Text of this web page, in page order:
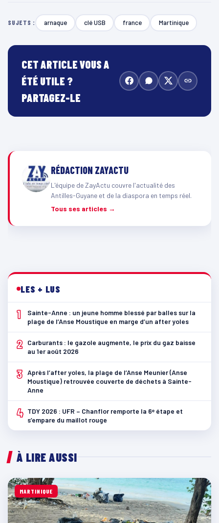
SUJETS : arnaque clé USB france Martinique
CET ARTICLE VOUS A
ÉTÉ UTILE ?
PARTAGEZ-LE
RÉDACTION ZAYACTU
L'équipe de ZayActu couvre l'actualité des
Antilles-Guyane et de la diaspora en temps réel.
Tous ses articles →
LES + LUS
1
Sainte-Anne : un jeune homme blessé par balles sur la
plage de l’Anse Moustique en marge d’un after yoles
2
Carburants : le gazole augmente, le prix du gaz baisse
au 1er août 2026
3 Après l’after yoles, la plage de l’Anse Meunier (Anse
Moustique) retrouvée couverte de déchets à Sainte-
Anne
4 TDY 2026 : UFR – Chanflor remporte la 6ᵉ étape et
s’empare du maillot rouge
À LIRE AUSSI
MARTINIQUE